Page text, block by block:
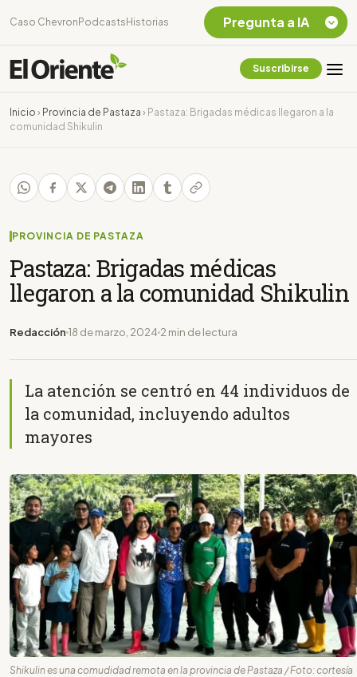
Caso Chevron Podcasts Historias
Suscribirse
Inicio › Provincia de Pastaza › Pastaza: Brigadas médicas llegaron a la
comunidad Shikulin
PROVINCIA DE PASTAZA
Pastaza: Brigadas médicas
llegaron a la comunidad Shikulin
Redacción 18 de marzo, 2024 2 min de lectura
La atención se centró en 44 individuos de
la comunidad, incluyendo adultos
mayores
Shikulin es una comudidad remota en la provincia de Pastaza / Foto: cortesía
Pregunta a IA
Chevron Ecuador